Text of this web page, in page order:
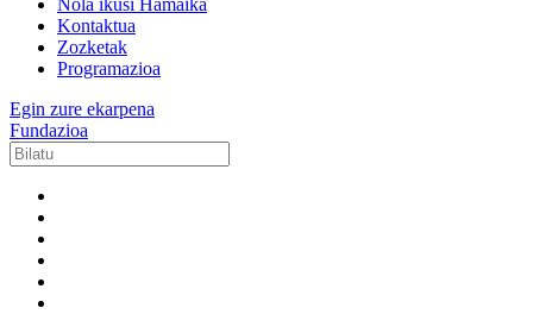
Nola ikusi Hamaika
Kontaktua
Zozketak
Programazioa
Egin zure ekarpena
Fundazioa